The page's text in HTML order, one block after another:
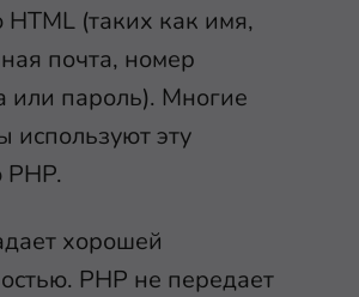
(таких как имя,
почта, номер
или пароль). Многие
используют эту
хорошей
PHP не передает